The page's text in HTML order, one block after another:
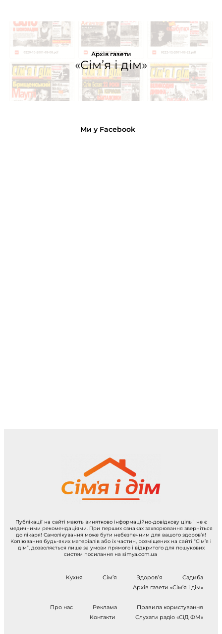
Архів газети
«Сім’я і дім»
Ми у Facebook
Публікації на сайті мають винятково інформаційно-довідкову ціль і не є
медичними рекомендаціями. При перших ознаках захворювання зверніться
до лікаря! Самолікування може бути небезпечним для вашого здоров’я!
Копіювання будь-яких матеріалів або їх частин, розміщених на сайті “Сім’я і
дім”, дозволяється лише за умови прямого і відкритого для пошукових
систем посилання на simya.com.ua
Кухня Сім’я Здоров’я
Садиба
Архів газети «Сім’я і дім»
Про нас Реклама
Правила користування
Контакти
Слухати радіо «СіД ФМ»